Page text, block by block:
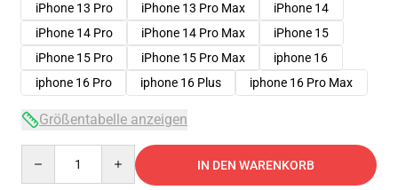
iPhone 13 Pro
iPhone 13 Pro Max
iPhone 14
iPhone 14 Pro
iPhone 14 Pro Max
iPhone 15
iPhone 15 Pro
iPhone 15 Pro Max
iphone 16
iphone 16 Pro
iphone 16 Plus iphone 16 Pro Max
Größentabelle anzeigen
IN DEN WARENKORB